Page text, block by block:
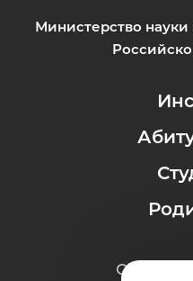
Министерство